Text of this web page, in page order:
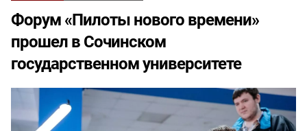
Форум «Пилоты нового времени»
прошел в Сочинском
государственном университете